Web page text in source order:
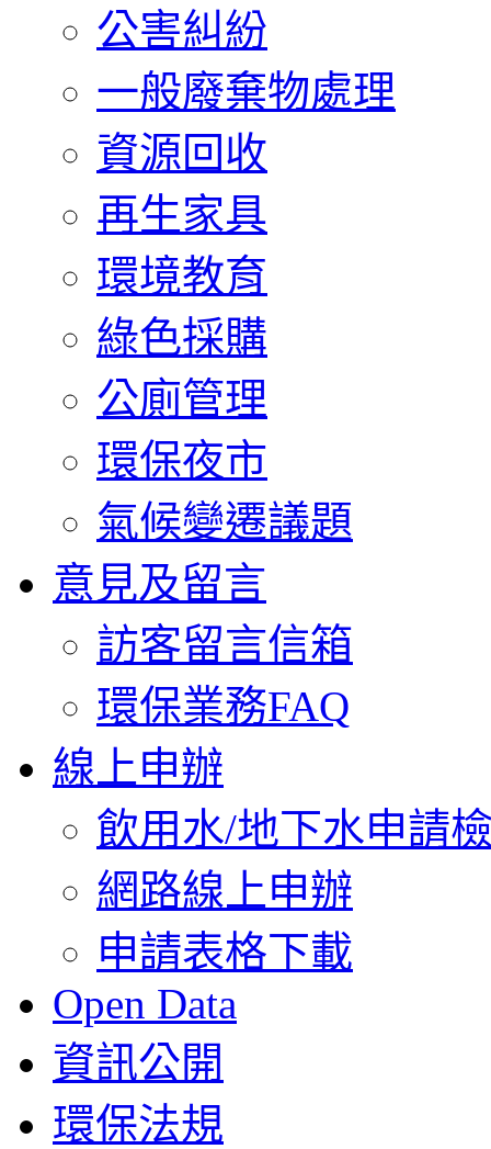
公害糾紛
一般廢棄物處理
資源回收
再生家具
環境教育
綠色採購
公廁管理
環保夜市
氣候變遷議題
意見及留言
訪客留言信箱
環保業務FAQ
線上申辦
飲用水/地下水申請
網路線上申辦
申請表格下載
Open Data
資訊公開
環保法規